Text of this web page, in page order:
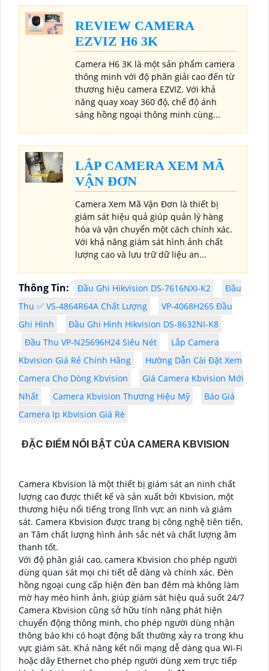
REVIEW CAMERA
EZVIZ H6 3K
Camera H6 3K là một sản phẩm camera
thông minh với độ phân giải cao đến từ
thương hiệu camera EZVIZ. Với khả
năng quay xoay 360 độ, chế độ ánh
sáng hồng ngoại thông minh cùng...
LẮP CAMERA XEM MÃ
VẬN ĐƠN
Camera Xem Mã Vận Đơn là thiết bị
giám sát hiệu quả giúp quản lý hàng
hóa và vận chuyển một cách chính xác.
Với khả năng giám sát hình ảnh chất
lượng cao và lưu trữ dữ liệu an...
Thông Tin: Đầu Ghi Hikvision DS-7616NXI-K2
Đầu
Thu ✅ VS-4864R64A Chất Lượng
VP-4068H265 Đầu
Ghi Hình
Đầu Ghi Hình Hikvision DS-8632NI-K8
Đầu Thu VP-N25696H24 Siêu Nét
Lắp Camera
Kbvision Giá Rẻ Chính Hãng
Hường Dẫn Cài Đặt Xem
Camera Cho Dòng Kbvision
Giá Camera Kbvision Mới
Nhất
Camera Kbvision Thương Hiệu Mỹ
Báo Giá
Camera Ip Kbvision Giá Rè
ĐẶC ĐIỂM NỔI BẬT CỦA CAMERA KBVISION
Camera Kbvision là một thiết bị giám sát an ninh chất
lượng cao được thiết kế và sản xuất bởi Kbvision, một
thương hiệu nổi tiếng trong lĩnh vực an ninh và giám
sát. Camera Kbvision được trang bị công nghệ tiên tiến,
an Tâm chất lượng hình ảnh sắc nét và chất lượng âm
thanh tốt.
Với độ phân giải cao, camera Kbvision cho phép người
dùng quan sát mọi chi tiết dễ dàng và chính xác. Đèn
hồng ngoại cung cấp hiện đèn ban đêm mà không làm
mờ hay méo hình ảnh, giúp giám sát hiệu quả suốt 24/7
Camera Kbvision cũng sở hữu tính năng phát hiện
chuyển động thông minh, cho phép người dùng nhận
thông báo khi có hoạt động bất thường xảy ra trong khu
vực giám sát. Khả năng kết nối mạng dễ dàng qua Wi-Fi
hoặc dây Ethernet cho phép người dùng xem trực tiếp